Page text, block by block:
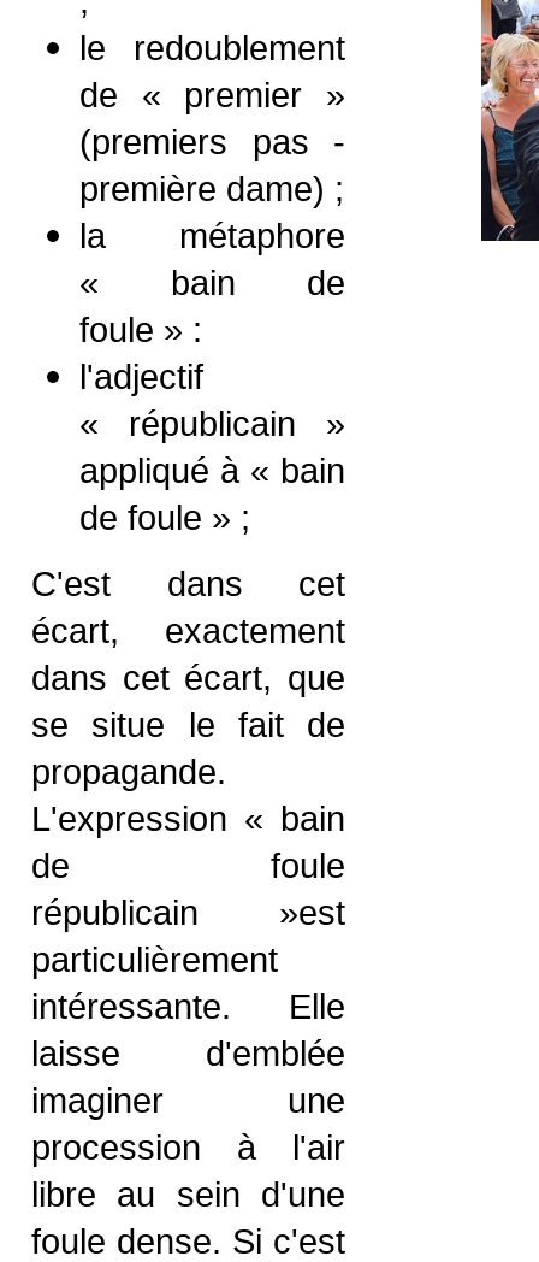
le redoublement
de « premier »
(premiers pas -
première dame) ;
la métaphore
« bain de
foule » :
l'adjectif
« républicain »
appliqué à « bain
de foule » ;
C'est dans cet
écart, exactement
dans cet écart, que
se situe le fait de
propagande.
L'expression « bain
de foule
républicain »est
particulièrement
intéressante. Elle
laisse d'emblée
imaginer une
procession à l'air
libre au sein d'une
foule dense. Si c'est